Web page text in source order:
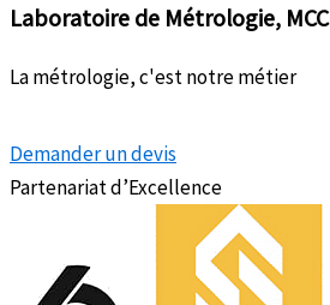
Laboratoire de Métrologie, MCC
La métrologie, c'est notre métier
Demander un devis
Partenariat d’Excellence